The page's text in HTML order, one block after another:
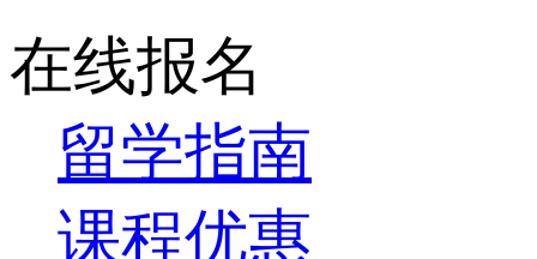
在线报名
留学指南
课程优惠